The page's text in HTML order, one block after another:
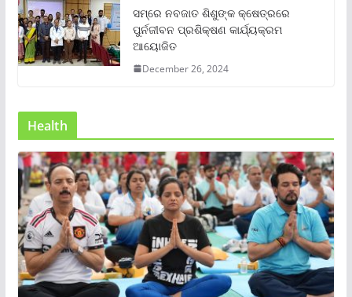
ସମ୍‌ରେ ନବଜାତ ଶିଶୁଙ୍କ କ୍ଷେତ୍ରରେ
ପୁର୍ନଜୀବନ ପ୍ରଶିକ୍ଷଣ କାର୍ଯ୍ୟକ୍ରମ
ଆୟୋଜିତ
December 26, 2024
Health